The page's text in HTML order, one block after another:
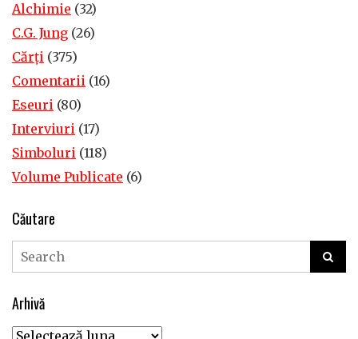
Alchimie (32)
C.G. Jung (26)
Cărţi (375)
Comentarii (16)
Eseuri (80)
Interviuri (17)
Simboluri (118)
Volume Publicate (6)
Căutare
Arhivă